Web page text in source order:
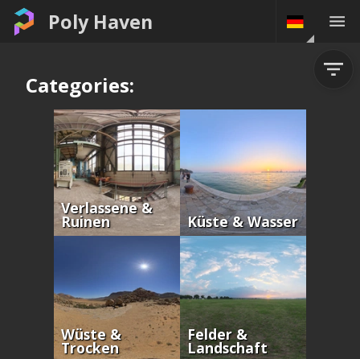
Poly Haven
Categories:
Verlassene &
Ruinen Küste & Wasser
Wüste &
Trocken
Felder &
Landschaft